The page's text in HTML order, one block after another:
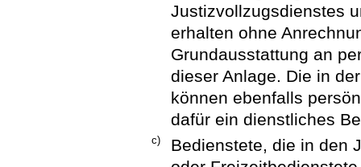
Justizvollzugsdienstes
erhalten ohne
Grundausstattung an
dieser Anlage. Die in
können ebenfalls
dafür ein dienstliches
c)
Bedienstete, die in den